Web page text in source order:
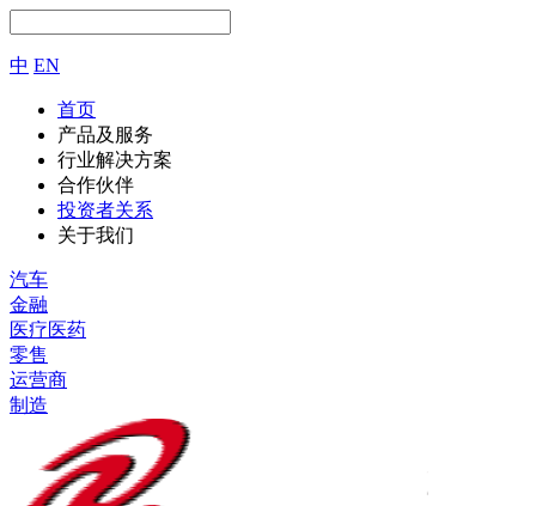
中 EN
首页
产品及服务
行业解决方案
合作伙伴
投资者关系
关于我们
汽车
金融
医疗医药
零售
运营商
制造